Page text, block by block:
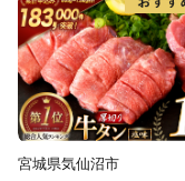
宮城県気仙沼市